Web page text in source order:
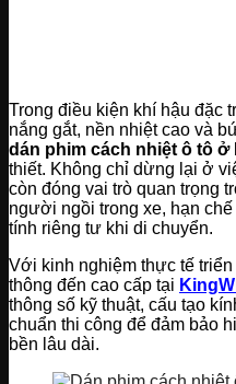
Trong điều kiện khí hậu đặc
nắng gắt, nền nhiệt cao và
dán phim cách nhiệt ô tô ở
thiết. Không chỉ dừng lại ở
còn đóng vai trò quan trọng
người ngồi trong xe, hạn
tính riêng tư khi di chuyển.
Với kinh nghiệm thực tế
thông đến cao cấp tại
thông số kỹ thuật, cấu tạo
chuẩn thi công để đảm bảo
bền lâu dài.